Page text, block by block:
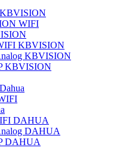
KBVISION
WIFI
KBVISION
KBVISION
KBVISION
DAHUA
DAHUA
DAHUA